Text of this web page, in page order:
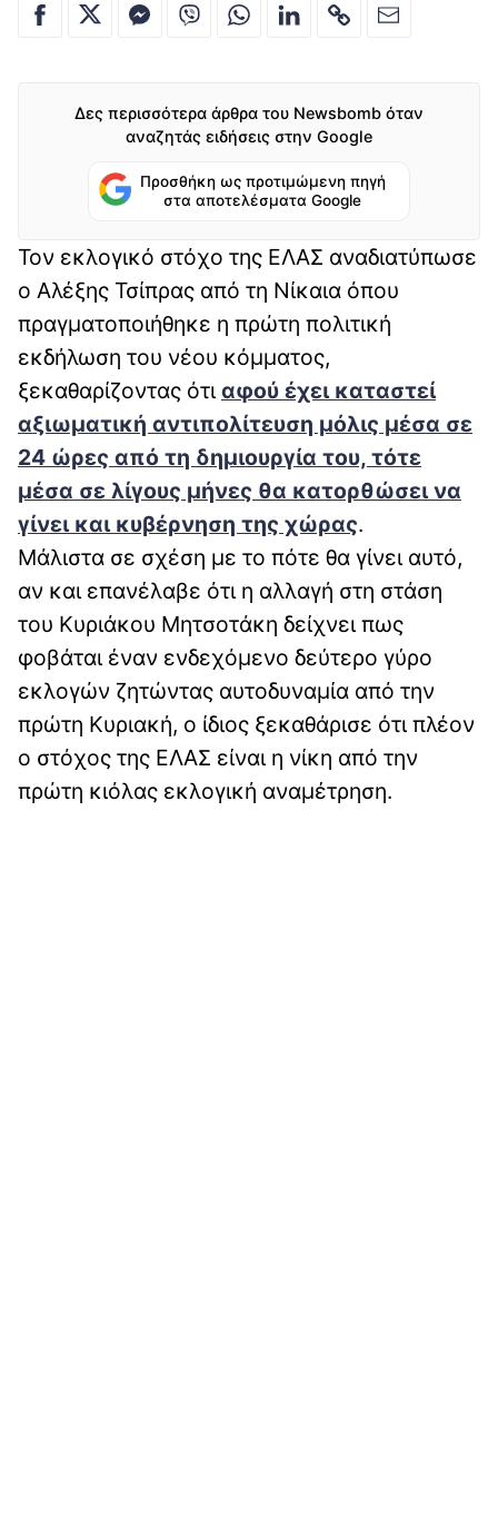
Δες περισσότερα άρθρα του Newsbomb όταν
αναζητάς ειδήσεις στην Google
Προσθήκη ως προτιμώμενη πηγή
στα αποτελέσματα Google
Τον εκλογικό στόχο της ΕΛΑΣ αναδιατύπωσε
ο Αλέξης Τσίπρας από τη Νίκαια όπου
πραγματοποιήθηκε η πρώτη πολιτική
εκδήλωση του νέου κόμματος,
ξεκαθαρίζοντας ότι αφού έχει καταστεί
αξιωματική αντιπολίτευση μόλις μέσα σε
24 ώρες από τη δημιουργία του, τότε
μέσα σε λίγους μήνες θα κατορθώσει να
γίνει και κυβέρνηση της χώρας.
Μάλιστα σε σχέση με το πότε θα γίνει αυτό,
αν και επανέλαβε ότι η αλλαγή στη στάση
του Κυριάκου Μητσοτάκη δείχνει πως
φοβάται έναν ενδεχόμενο δεύτερο γύρο
εκλογών ζητώντας αυτοδυναμία από την
πρώτη Κυριακή, ο ίδιος ξεκαθάρισε ότι πλέον
ο στόχος της ΕΛΑΣ είναι η νίκη από την
πρώτη κιόλας εκλογική αναμέτρηση.